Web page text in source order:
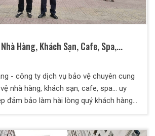
Hàng, Khách Sạn, Cafe, Spa,...
- công ty dịch vụ bảo vệ chuyên cung
nhà hàng, khách sạn, cafe, spa... uy
đảm bảo làm hài lòng quý khách hàng